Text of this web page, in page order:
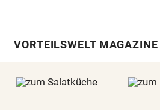
VORTEILSWELT MAGAZINE